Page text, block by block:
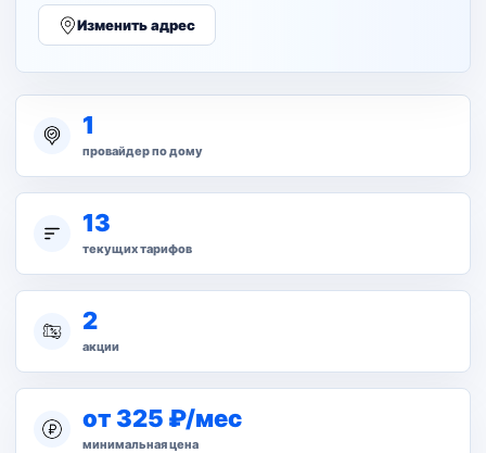
Изменить адрес
1
провайдер по дому
13
текущих тарифов
2
акции
от 325 ₽/мес
минимальная цена